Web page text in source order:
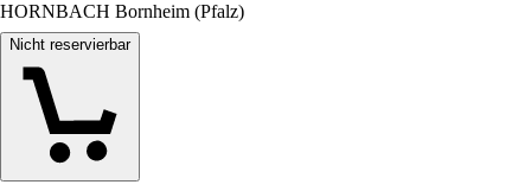
HORNBACH Bornheim (Pfalz)
Nicht reservierbar